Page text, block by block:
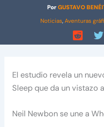
PorGUSTAVO
Noticias,Aventuras
El estudio revela un
Sleep que da un vistazo
Neil Newbon se une a